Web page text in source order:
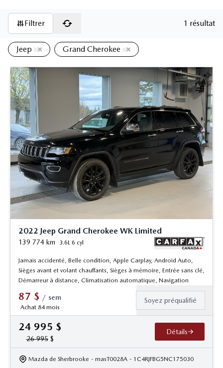
Filtrer 1 résultat
Jeep Grand Cherokee
2022 Jeep Grand Cherokee WK Limited
139 774 km 3.6L 6 cyl
Jamais accidenté, Belle condition, Apple Carplay, Android Auto,
Sièges avant et volant chauffants, Sièges à mémoire, Entrée sans clé,
Démarreur à distance, Climatisation automatique, Navigation
87 $ / sem
Achat 84 mois
Soyez préqualifié
24 995 $
26 995$
Détails
Mazda de Sherbrooke - masT0028A - 1C4RJFBG5NC175030